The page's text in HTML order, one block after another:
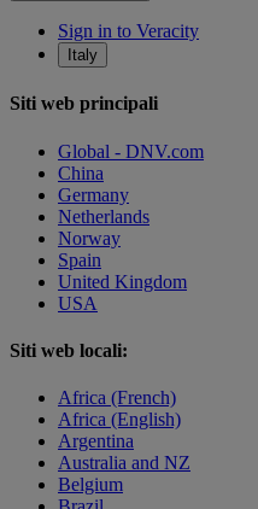
Sign in to Veracity
Italy
Siti web principali
Global - DNV.com
China
Germany
Netherlands
Norway
Spain
United Kingdom
USA
Siti web locali:
Africa (French)
Africa (English)
Argentina
Australia and NZ
Belgium